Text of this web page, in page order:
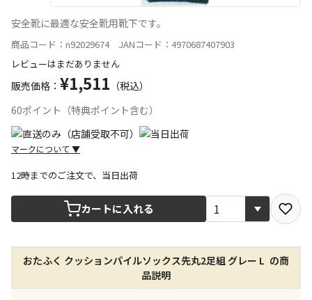
安全靴に最適な安全靴用靴下です。
商品コード：n92029674 JANコード：4970687407903
レビューはまだありません
販売価格： ¥1,511 （税込）
60ポイント（特典ポイント含む）
マークについて ▼
宅配や店舗受取を選択できる商品です
店舗のみで受取できる商品です（宅配便でのお届けが
できません）
※同時購入の商品は、全て同じ店舗での受取となりま
す
12時までのご注文で、当日出荷
カートに入れる
おたふく クッションパイルソックス先丸2足組 グレー L の商
品説明